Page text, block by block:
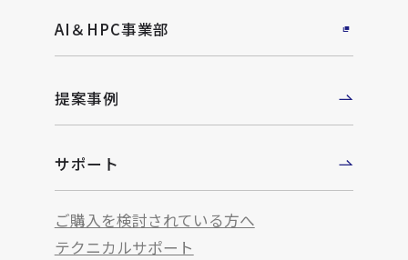
AI＆HPC事業部
提案事例
サポート
ご購入を検討されている方へ
テクニカルサポート